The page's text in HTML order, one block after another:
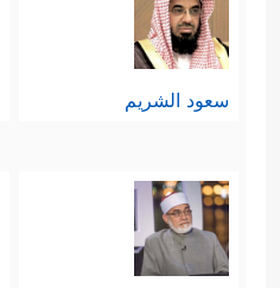
سعود الشريم